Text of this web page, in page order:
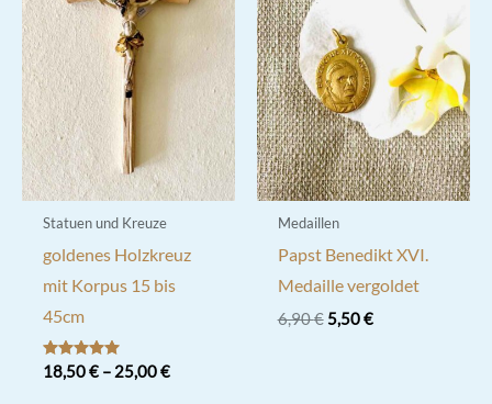
Statuen und Kreuze
goldenes Holzkreuz
mit Korpus 15 bis
45cm
Bewertet mit
5.00
18,50€– 25,00€
Medaillen
Papst Benedikt XVI.
Medaille vergoldet
6,90€ Ursprünglicher
5,50€Aktueller